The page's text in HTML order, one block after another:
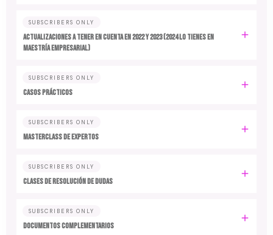
SUBSCRIBERS ONLY
ACTUALIZACIONES A TENER EN CUENTA EN 2022 y 2023 (2024 LO TIENES EN
MAESTRÍA EMPRESARIAL)
SUBSCRIBERS ONLY
CASOS PRÁCTICOS
SUBSCRIBERS ONLY
MASTERCLASS DE EXPERTOS
SUBSCRIBERS ONLY
CLASES DE RESOLUCIÓN DE DUDAS
SUBSCRIBERS ONLY
DOCUMENTOS COMPLEMENTARIOS